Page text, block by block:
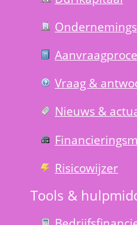
Vraag &
Nieuws &
Risico­wijzer
Tools &